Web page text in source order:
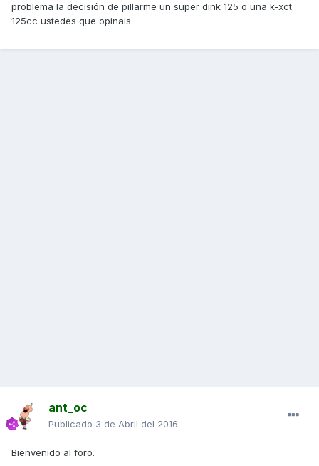
problema la decisión de pillarme un super dink 125 o una k-xct
125cc ustedes que opinais
ant_oc
Publicado 3 de Abril del 2016
Bienvenido al foro.